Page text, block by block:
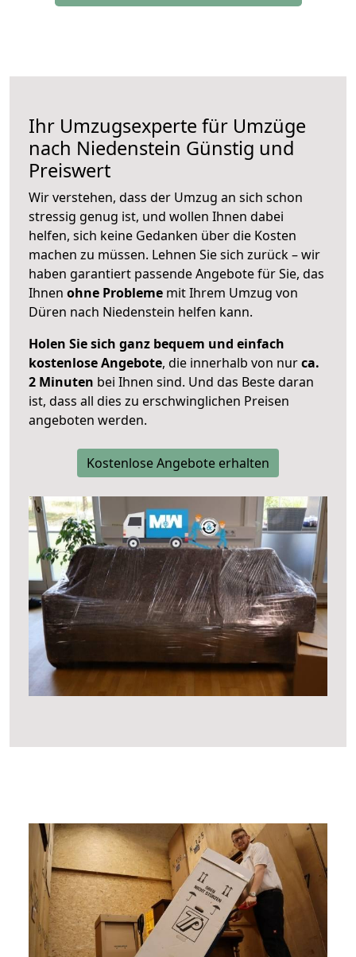
Ihr Umzugsexperte für Umzüge
nach Niedenstein Günstig und
Preiswert
Wir verstehen, dass der Umzug an sich schon
stressig genug ist, und wollen Ihnen dabei
helfen, sich keine Gedanken über die Kosten
machen zu müssen. Lehnen Sie sich zurück – wir
haben garantiert passende Angebote für Sie, das
Ihnen ohne Probleme mit Ihrem Umzug von
Düren nach Niedenstein helfen kann.
Holen Sie sich ganz bequem und einfach
kostenlose Angebote, die innerhalb von nurca.
2 Minuten bei Ihnen sind. Und das Beste daran
ist, dass all dies zu erschwinglichen Preisen
angeboten werden.
Kostenlose Angebote erhalten